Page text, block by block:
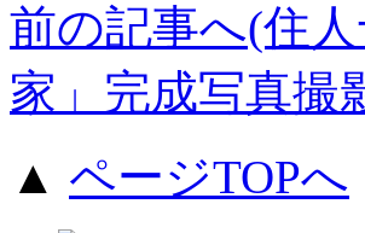
前の記事へ(住
家」完成写真撮
▲ ページTOPへ